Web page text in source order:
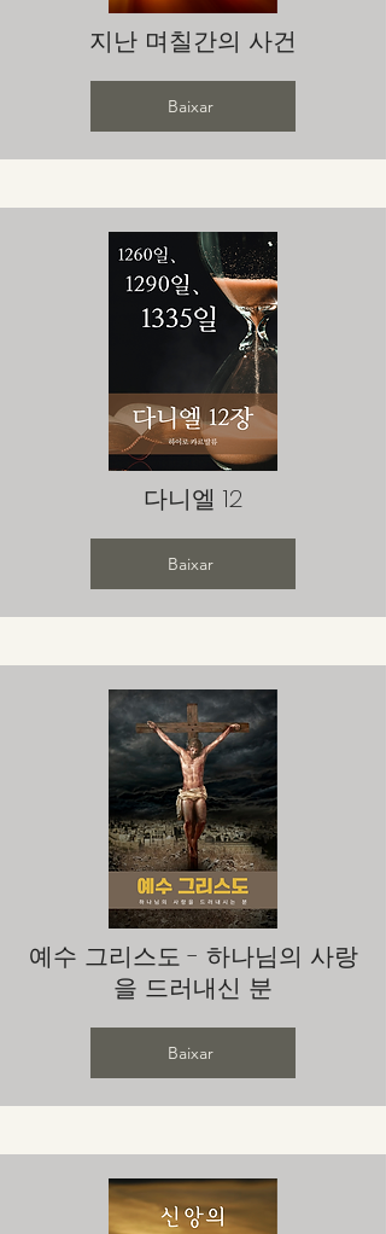
지난 며칠간의 사건
Baixar
다니엘 12
Baixar
예수 그리스도 - 하나님의 사랑
을 드러내신 분
Baixar